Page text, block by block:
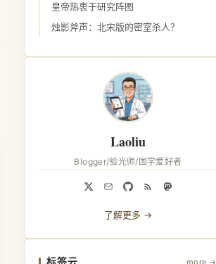
Laoliu
Blogger/验光师/国学爱好者
了解更多 →
more →
皇帝热衷于研究阵图
烛影斧声：北宋版的密室杀人？